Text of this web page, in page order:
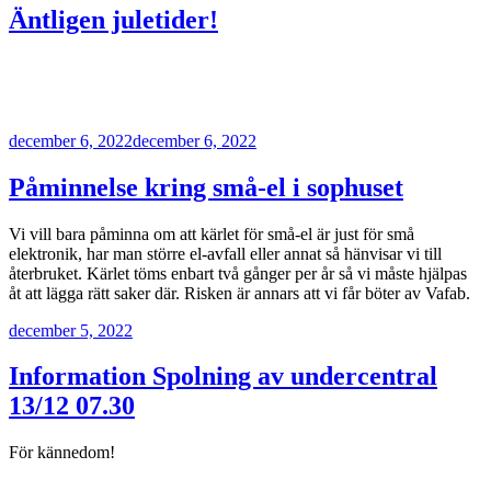
Äntligen juletider!
Publicerat
december 6, 2022december 6, 2022
Påminnelse kring små-el i sophuset
Vi vill bara påminna om att kärlet för små-el är just för små
elektronik, har man större el-avfall eller annat så hänvisar vi till
återbruket. Kärlet töms enbart två gånger per år så vi måste hjälpas
åt att lägga rätt saker där. Risken är annars att vi får böter av Vafab.
Publicerat
december 5, 2022
Information Spolning av undercentral
13/12 07.30
För kännedom!